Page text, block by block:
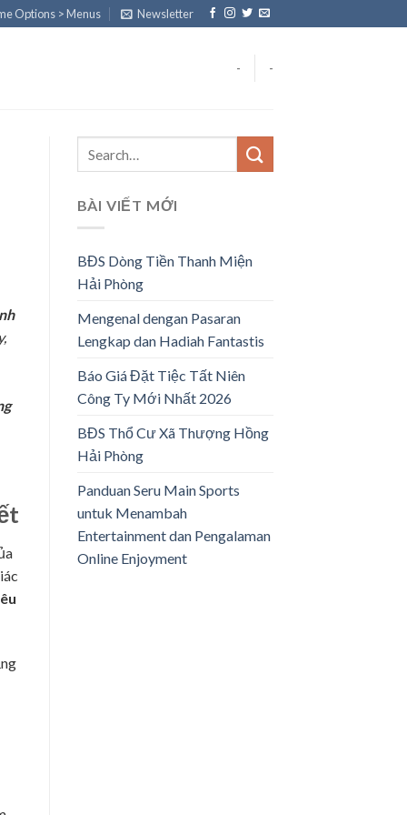
Options > Menus Newsletter
- -
BÀI VIẾT MỚI
BĐS Dòng Tiền Thanh Miện
Hải Phòng
Mengenal dengan Pasaran
Lengkap dan Hadiah Fantastis
Báo Giá Đặt Tiệc Tất Niên
Công Ty Mới Nhất 2026
BĐS Thổ Cư Xã Thượng Hồng
Hải Phòng
Panduan Seru Main Sports
untuk Menambah
Entertainment dan Pengalaman
Online Enjoyment